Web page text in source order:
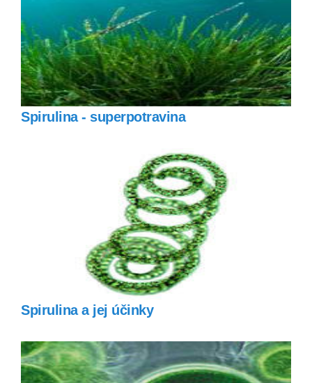
Spirulina - superpotravina
Spirulina a jej účinky